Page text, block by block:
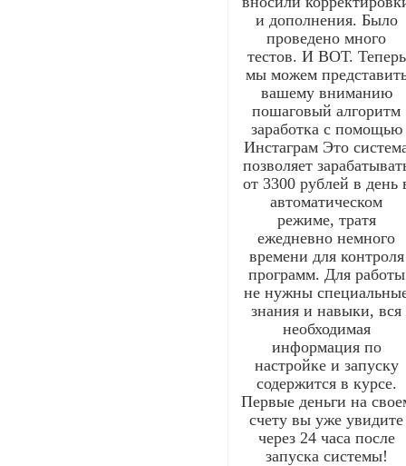
и дополнения. Было
проведено много
тестов. И ВОТ. Теперь
мы можем
вашему вниманию
пошаговый алгоритм
заработка с помощью
Инстаграм Это
позволяет
от 3300 рублей в день
автоматическом
режиме, тратя
ежедневно немного
времени для контроля
программ. Для работы
не нужны
знания и навыки, вся
необходимая
информация по
настройке и запуску
содержится в курсе.
Первые деньги на
счету вы уже увидите
через 24 часа после
запуска системы!